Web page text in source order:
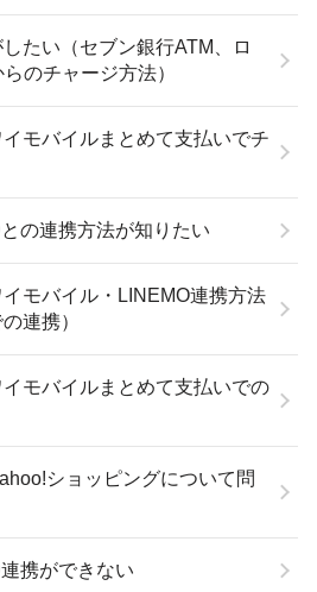
たい（セブン銀行ATM、ロ
のチャージ方法）
モバイルまとめて支払いでチ
の連携方法が知りたい
モバイル・LINEMO連携方法
連携）
モバイルまとめて支払いでの
ショッピングについて問
携ができない